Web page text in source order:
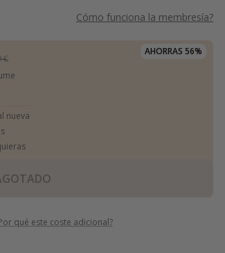
Cómo funciona la membresía?
AHORRAS 56%
€
nueva
qué este coste adicional?